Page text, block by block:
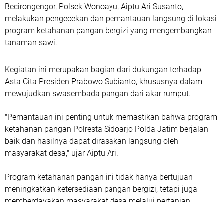
Becirongengor, Polsek Wonoayu, Aiptu Ari Susanto,
melakukan pengecekan dan pemantauan langsung di lokasi
program ketahanan pangan bergizi yang mengembangkan
tanaman sawi.
Kegiatan ini merupakan bagian dari dukungan terhadap
Asta Cita Presiden Prabowo Subianto, khususnya dalam
mewujudkan swasembada pangan dari akar rumput.
"Pemantauan ini penting untuk memastikan bahwa program
ketahanan pangan Polresta Sidoarjo Polda Jatim berjalan
baik dan hasilnya dapat dirasakan langsung oleh
masyarakat desa," ujar Aiptu Ari.
Program ketahanan pangan ini tidak hanya bertujuan
meningkatkan ketersediaan pangan bergizi, tetapi juga